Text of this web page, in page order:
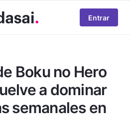
Entrar
Boku no Hero
a dominar
semanales en